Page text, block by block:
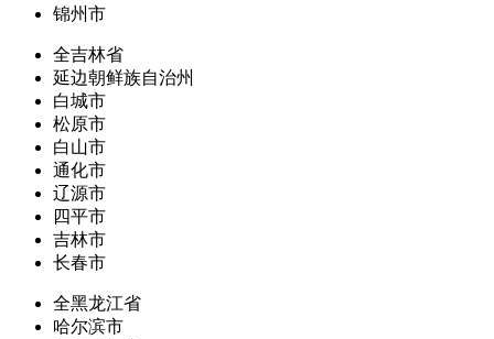
锦州市
全吉林省
延边朝鲜族自治州
白城市
松原市
白山市
通化市
辽源市
四平市
吉林市
长春市
全黑龙江省
哈尔滨市